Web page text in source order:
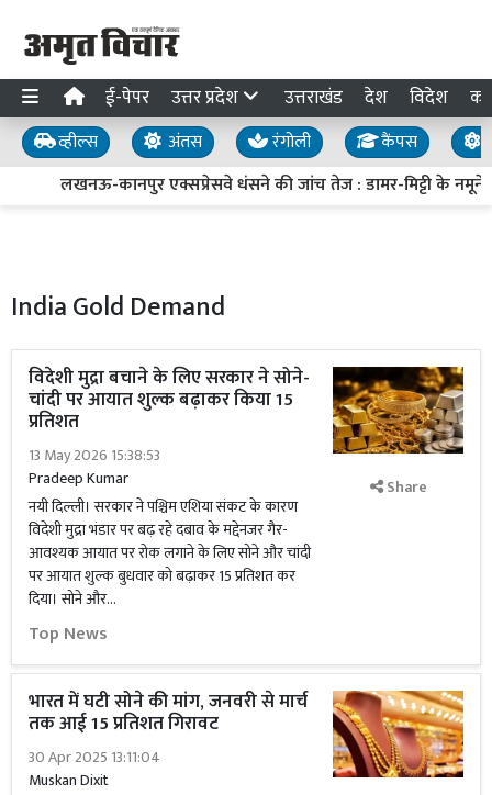
ई-पेपर उत्तर प्रदेश उत्तराखंड देश विदेश
व्हील्स अंतस रंगोली कैंपस
लखनऊ-कानपुर एक्सप्रेसवे धंसने की जांच तेज : डामर-मिट्टी के नमूने
India Gold Demand
विदेशी मुद्रा बचाने के लिए सरकार ने सोने-
चांदी पर आयात शुल्क बढ़ाकर किया 15
प्रतिशत
13 May 2026 15:38:53
Pradeep Kumar
नयी दिल्ली। सरकार ने पश्चिम एशिया संकट के कारण
विदेशी मुद्रा भंडार पर बढ़ रहे दबाव के मद्देनजर गैर-
आवश्यक आयात पर रोक लगाने के लिए सोने और चांदी
पर आयात शुल्क बुधवार को बढ़ाकर 15 प्रतिशत कर
दिया। सोने और...
Top News
Share
भारत में घटी सोने की मांग, जनवरी से मार्च
तक आई 15 प्रतिशत गिरावट
30 Apr 2025 13:11:04
Muskan Dixit